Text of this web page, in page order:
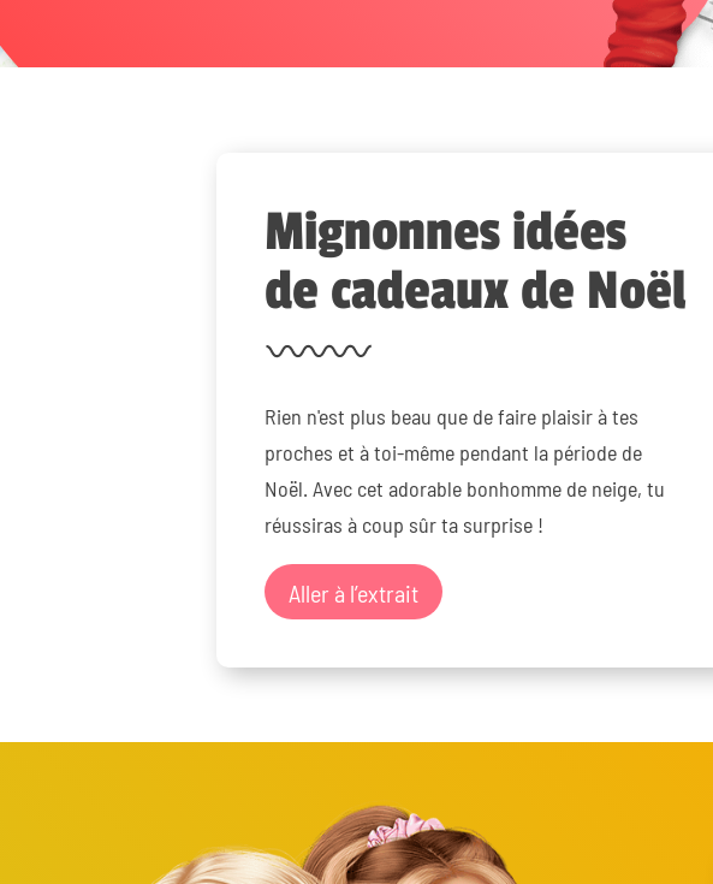
Mignonnes idées
de cadeaux de Noël
Rien n'est plus beau que de faire plaisir à tes
proches et à toi-même pendant la période de
Noël. Avec cet adorable bonhomme de neige, tu
réussiras à coup sûr ta surprise !
Aller à l’extrait